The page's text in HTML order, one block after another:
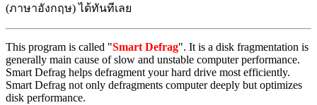
(ภาษาอังกฤษ) ได้ทันทีเลย
This program is called "Smart Defrag". It is a disk fragmentation is
generally main cause of slow and unstable computer performance.
Smart Defrag helps defragment your hard drive most efficiently.
Smart Defrag not only defragments computer deeply but optimizes
disk performance.